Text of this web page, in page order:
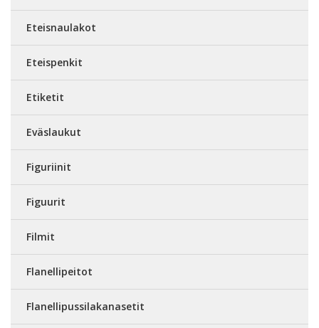
Eteisnaulakot
Eteispenkit
Etiketit
Eväslaukut
Figuriinit
Figuurit
Filmit
Flanellipeitot
Flanellipussilakanasetit